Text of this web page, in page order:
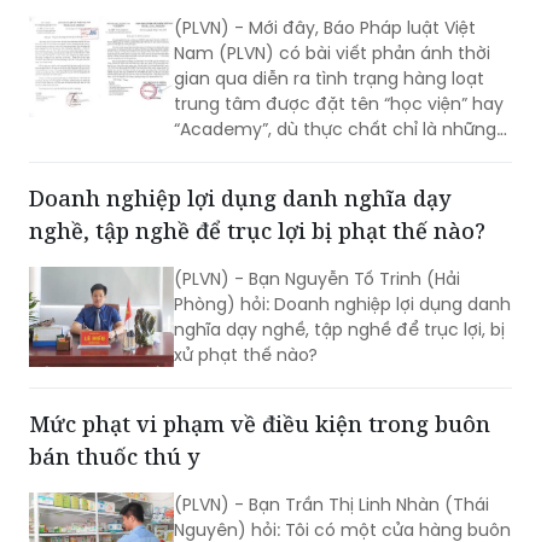
(PLVN) - Mới đây, Báo Pháp luật Việt
Nam (PLVN) có bài viết phản ánh thời
gian qua diễn ra tình trạng hàng loạt
trung tâm được đặt tên “học viện” hay
“Academy”, dù thực chất chỉ là những
khiến nhiều người lầm tưởng.
Doanh nghiệp lợi dụng danh nghĩa dạy
nghề, tập nghề để trục lợi bị phạt thế nào?
(PLVN) - Bạn Nguyễn Tố Trinh (Hải
Phòng) hỏi: Doanh nghiệp lợi dụng danh
nghĩa dạy nghề, tập nghề để trục lợi, bị
xử phạt thế nào?
Mức phạt vi phạm về điều kiện trong buôn
bán thuốc thú y
(PLVN) - Bạn Trần Thị Linh Nhàn (Thái
Nguyên) hỏi: Tôi có một cửa hàng buôn